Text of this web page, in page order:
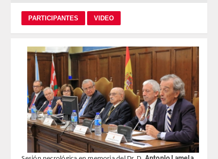
JUNTA DE GOBIERNO
NORMATIVA
ESTATUTOS
REGLAMENTO
FUNDACIÓN LIBERADE
ACADÉMICOS